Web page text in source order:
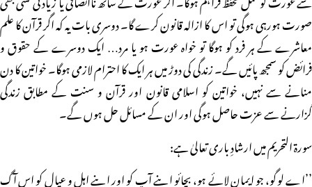
صورت ہورہی ہوگی تو اس کا ازالہ قانون کرے گا۔ دوسری بات یہ کہ اگر قرآن کا علم
معاشرے کے ہر فرد کو ہوگا تو خواہ عورت ہو یا مرد… ایک دوسرے کے حقوق و
فرائض کو سمجھ پائیں گے۔ زندگی کی دوڑ میں ہر ایک کا احترام لازمی ہوگا۔ خواتین کا دن
منانے سے نہیں، خواتین کو اسلامی قانون اور قرآن و سنت کے مطابق زندگی
گزارنے سے عزت حاصل ہوگی اور ان کے مسائل حل ہوں گے۔
سورۃ التحریم میں ارشادِ باری تعالیٰ ہے:
’’اے لوگو، جو ایمان لائے ہو، بچائو اپنے آپ کو اور اپنے اہل و عیال کو اس آگ